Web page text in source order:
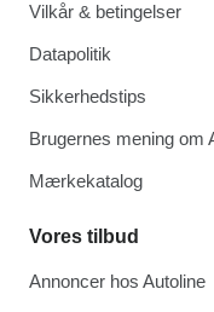
Vilkår & betingelser
Datapolitik
Sikkerhedstips
Brugernes mening om
Mærkekatalog
Vores tilbud
Annoncer hos Autoline